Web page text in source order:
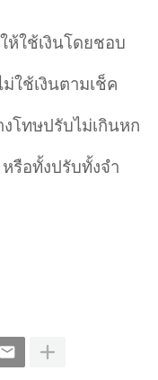
ห้ใช้เงินโดยชอบ
ใช้เงินตามเช็ค
โทษปรับไม่เกินหก
รือทั้งปรับทั้งจำ